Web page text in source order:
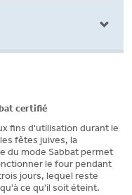
certifié
fins d'utilisation durant le
fêtes juives, la
du mode Sabbat permet
le four pendant
jours, lequel reste
ce qu'il soit éteint.